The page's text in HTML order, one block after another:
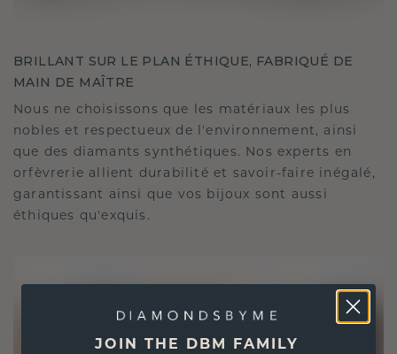
BRILLANT SUR LE PLAN ÉTHIQUE, FABRIQUÉ DE
MAIN DE MAÎTRE
Nous ne choisissons que les matériaux les plus
nobles et respectueux de l'environnement, ainsi
que des diamants synthétiques. Nos experts en
orfèvrerie allient durabilité et savoir-faire inégalé,
garantissant ainsi que vos bijoux sont aussi
éthiques qu'exquis.
JOIN THE DBM FAMILY